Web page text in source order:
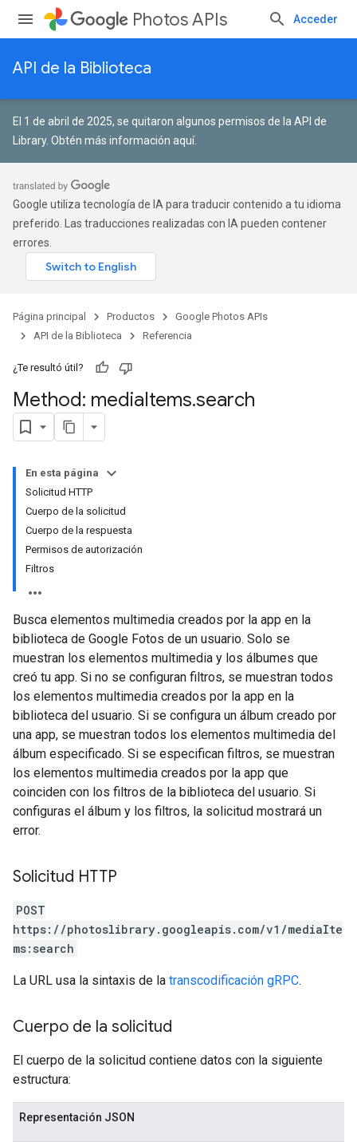
Photos APIs Acceder
API de la Biblioteca
El 1 de abril de 2025, se quitaron algunos permisos de la API de
Library. Obtén más información aquí.
Google utiliza tecnología de IA para traducir contenido a tu idioma
preferido. Las traducciones realizadas con IA pueden contener
errores.
Página principal Productos
Google Photos APIs
API de la Biblioteca
Referencia
¿Te resultó útil?
Method: mediaItems.search
En esta página
Solicitud HTTP
Cuerpo de la solicitud
Cuerpo de la respuesta
Permisos de autorización
Filtros
Busca elementos multimedia creados por la app en la
biblioteca de Google Fotos de un usuario. Solo se
muestran los elementos multimedia y los álbumes que
creó tu app. Si no se configuran filtros, se muestran todos
los elementos multimedia creados por la app en la
biblioteca del usuario. Si se configura un álbum creado por
una app, se muestran todos los elementos multimedia del
álbum especificado. Si se especifican filtros, se muestran
los elementos multimedia creados por la app que
coinciden con los filtros de la biblioteca del usuario. Si
configuras el álbum y los filtros, la solicitud mostrará un
error.
Solicitud HTTP
POST
https://photoslibrary.googleapis.com/v1/mediaIte
ms:search
La URL usa la sintaxis de la transcodificación gRPC.
Cuerpo de la solicitud
El cuerpo de la solicitud contiene datos con la siguiente
estructura:
Representación JSON